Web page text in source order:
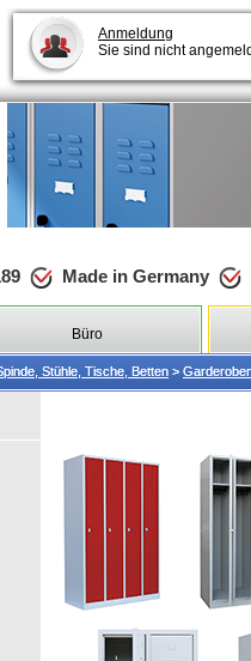
Anmeldung
Sie sind nicht
Made in Germany
Büro
Stühle, Tische, Betten >
Stühle, Tische, Betten >